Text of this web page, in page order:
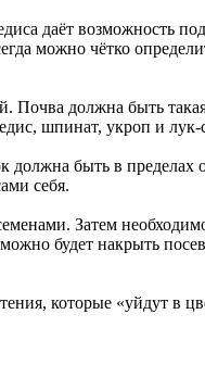
даёт возможность
можно чётко
Почва должна быть
шпинат, укроп и лук-
должна быть в
себя.
Затем
будет накрыть
которые «уйдут в